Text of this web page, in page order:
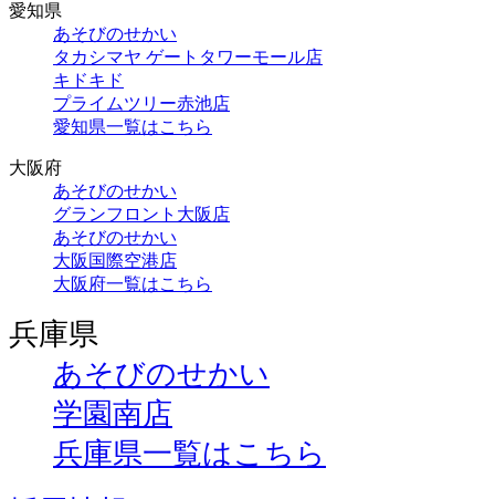
愛知県
あそびのせかい
タカシマヤ ゲートタワーモール店
キドキド
プライムツリー赤池店
愛知県一覧はこちら
大阪府
あそびのせかい
グランフロント大阪店
あそびのせかい
大阪国際空港店
大阪府一覧はこちら
兵庫県
あそびのせかい
学園南店
兵庫県一覧はこちら